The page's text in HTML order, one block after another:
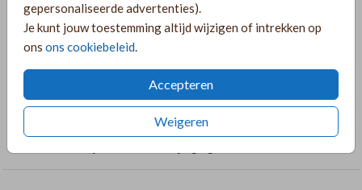
gepersonaliseerde advertenties).
Je kunt jouw toestemming altijd wijzigen of intrekken op
ons ons cookiebeleid.
Accepteren
Weigeren
OMSCHRIJVING
Lief geboortekaartje voor een meisje met zandkleur linnen
en naam in goudfolie. Meisjesnaam Juna